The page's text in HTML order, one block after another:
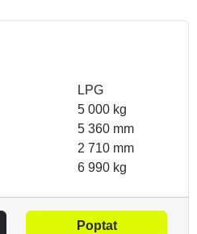
LPG
5 000 kg
5 360 mm
2 710 mm
6 990 kg
Poptat